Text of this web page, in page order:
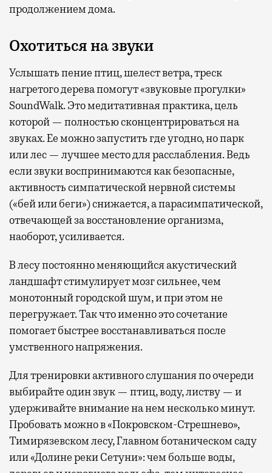
продолжением дома.
Охотиться на звуки
Услышать пение птиц, шелест ветра, треск
нагретого дерева помогут «звуковые прогулки»
SoundWalk. Это медитативная практика, цель
которой — полностью сконцентрироваться на
звуках. Ее можно запустить где угодно, но парк
или лес — лучшее место для расслабления. Ведь
если звуки воспринимаются как безопасные,
активность симпатической нервной системы
(«бей или беги») снижается, а парасимпатической,
отвечающей за восстановление организма,
наоборот, усиливается.
В лесу постоянно меняющийся акустический
ландшафт стимулирует мозг сильнее, чем
монотонный городской шум, и при этом не
перегружает. Так что именно это сочетание
помогает быстрее восстанавливаться после
умственного напряжения.
Для тренировки активного слушания по очереди
выбирайте один звук — птиц, воду, листву — и
удерживайте внимание на нем несколько минут.
Пробовать можно в «Покровском-Стрешнево»,
Тимирязевском лесу, Главном ботаническом саду
или «Долине реки Сетуни»: чем больше воды,